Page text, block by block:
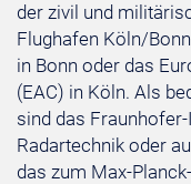
der zivil und
Flughafen Köln/
in Bonn oder das
(EAC) in Köln. Als
sind das
Radartechnik oder
das zum Max-